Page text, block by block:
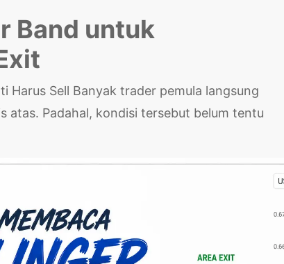
Band untuk
Harus Sell Banyak trader pemula langsung
atas. Padahal, kondisi tersebut belum tentu